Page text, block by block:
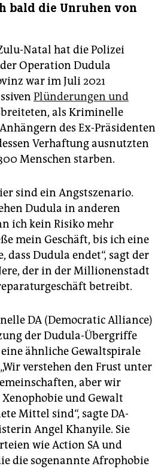
bald die Unruhen von
Natal hat die Polizei
Operation Dudula
war im Juli 2021
Plünderungen und
als Kriminelle
des Ex-Präsidenten
Verhaftung ausnutzten
Menschen starben.
sind ein Angstszenario.
Dudula in anderen
ich kein Risiko mehr
mein Geschäft, bis ich eine
dass Dudula endet“, sagt der
der in der Millionenstadt
betreibt.
DA (Democratic Alliance)
der Dudula-Übergriffe
ähnliche Gewaltspirale
verstehen den Frust unter
aber wir
und Gewalt
Mittel sind“, sagte DA-
Angel Khanyile. Sie
wie Action SA und
die sogenannte Afrophobie